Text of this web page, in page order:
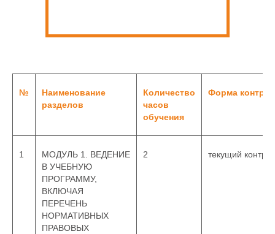
№
Наименование
разделов
Количество
часов
обучения
Форма
1
МОДУЛЬ 1. ВЕДЕНИЕ
В УЧЕБНУЮ
ПРОГРАММУ,
ВКЛЮЧАЯ
ПЕРЕЧЕНЬ
НОРМАТИВНЫХ
ПРАВОВЫХ
2 текущий